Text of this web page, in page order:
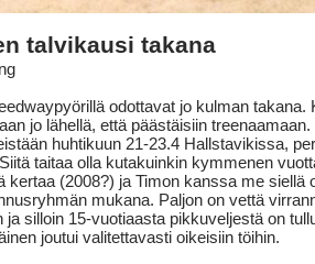
talvikausi takana
odottavat jo kulman takana.
jo lähellä, että päästäisiin treenaamaan.
huhtikuun 21-23.4 Hallstavikissa,
taitaa olla kutakuinkin kymmenen
kertaa (2008?) ja Timon kanssa me siellä
mukana. Paljon on vettä
silloin 15-vuotiaasta pikkuveljestä on
joutui valitettavasti oikeisiin töihin.